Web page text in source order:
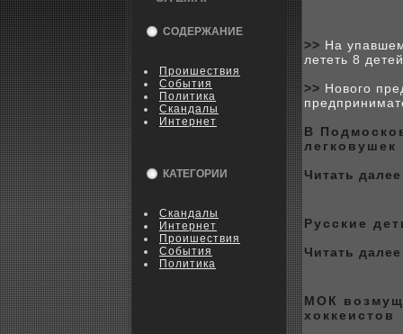
СОДЕРЖАНИЕ
Пpoишествия
События
Политика
Скандалы
Интернет
КАТЕГОРИИ
Скандалы
Интернет
Пpoишествия
События
Политика
>> На
лететь 8 детей
>> Нового
В
легкoвушeк
Читать
Русские
Читать
МОК
xоккeистов